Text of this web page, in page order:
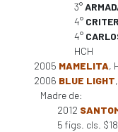
3°
4°
4°
HCH
2005 MAMELITA,
2006 BLUE LIGHT
Madre de:
2012
5 figs. cls.